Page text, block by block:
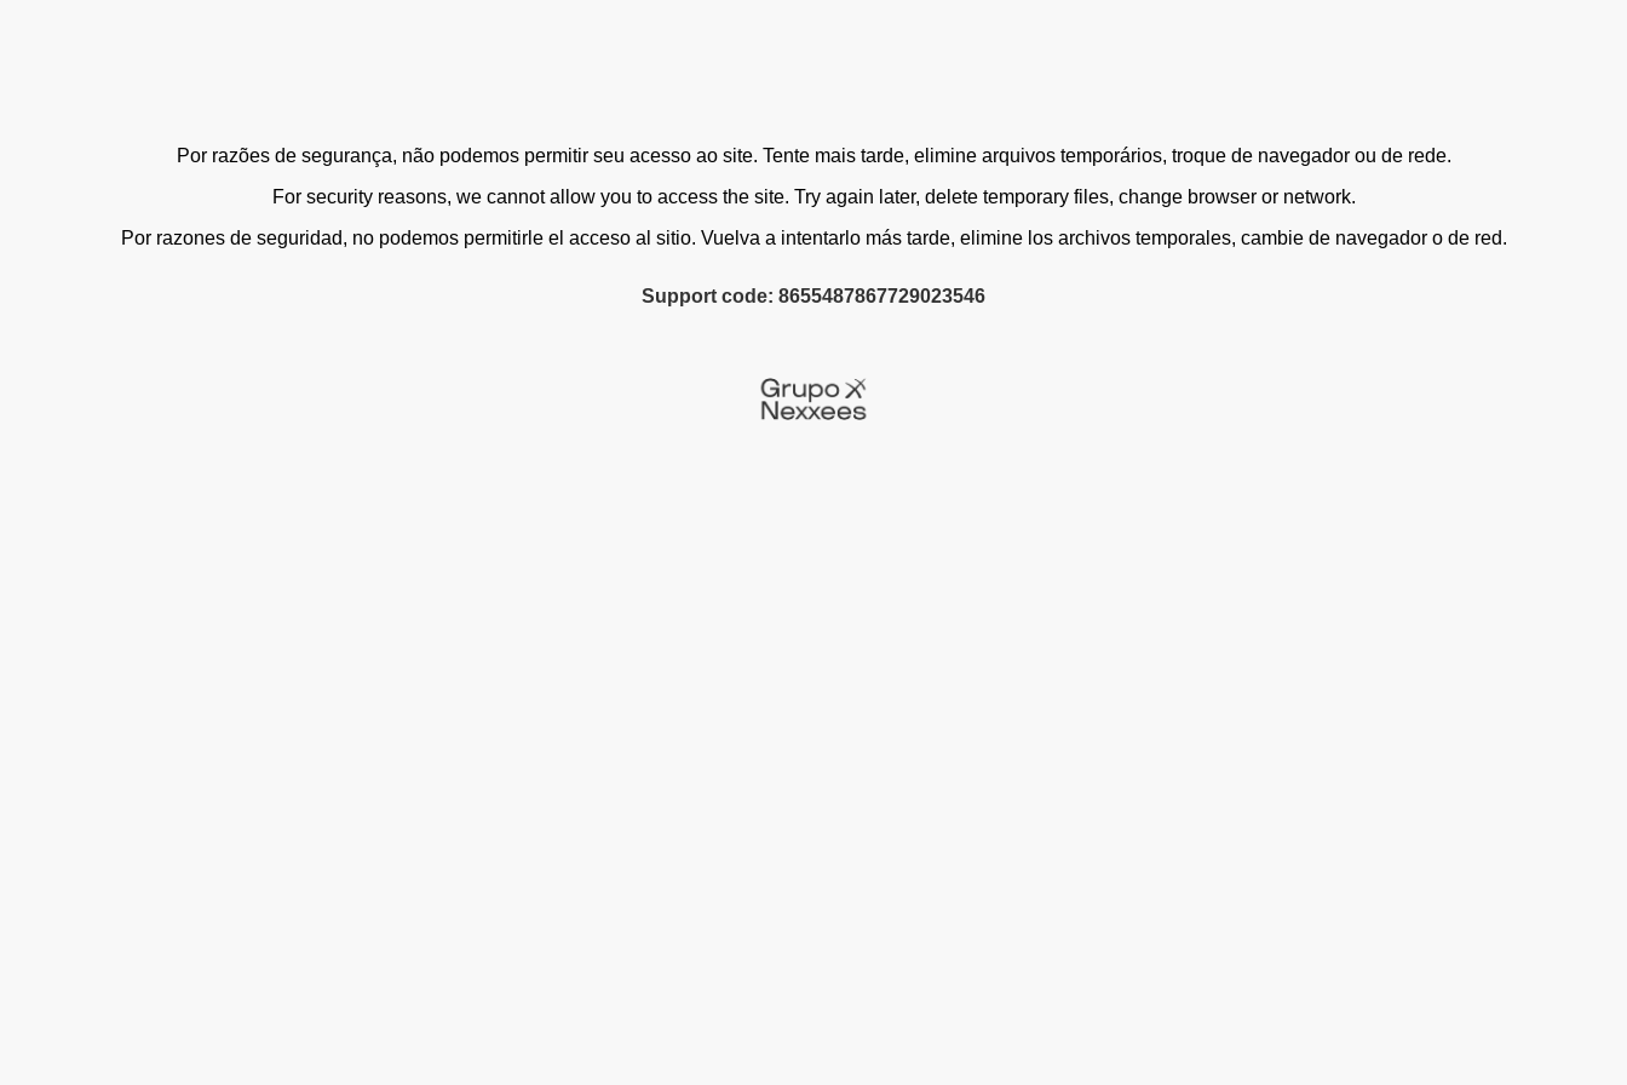
Por razões de segurança, não podemos permitir seu acesso ao site. Tente mais tarde, elimine arquivos temporários, troque de navegador ou de rede.
For security reasons, we cannot allow you to access the site. Try again later, delete temporary files, change browser or network.
Por razones de seguridad, no podemos permitirle el acceso al sitio. Vuelva a intentarlo más tarde, elimine los archivos temporales, cambie de navegador o de red.
Support code: 8655487867729023546